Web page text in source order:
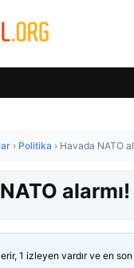
› Politika › Havada NATO
1 izleyen vardır ve en son